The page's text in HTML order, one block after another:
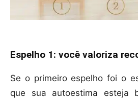
Espelho 1: você valoriza
Se o primeiro espelho foi o
que sua autoestima esteja